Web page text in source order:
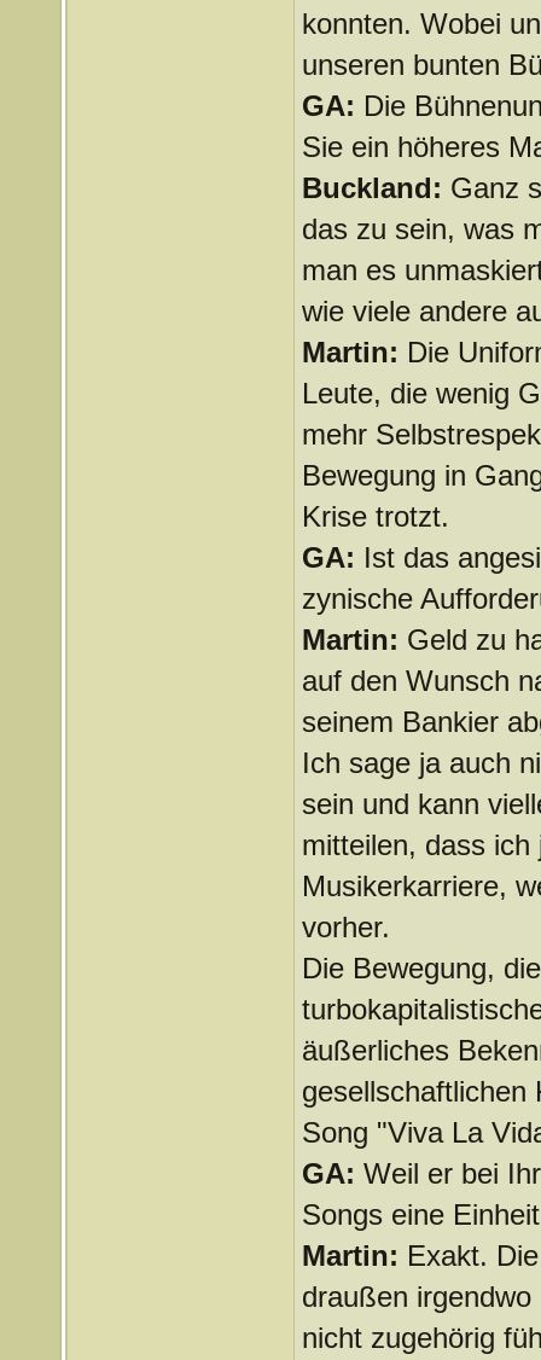
konnten. Wobei
unseren bunten
GA: Die
Sie ein höheres
Buckland: Ganz
das zu sein, was
man es
wie viele andere
Martin: Die
Leute, die wenig
mehr
Bewegung in
Krise trotzt.
GA: Ist das
zynische
Martin: Geld zu
auf den Wunsch
seinem Bankier
Ich sage ja auch
sein und kann
mitteilen, dass
Musikerkarriere,
vorher.
Die Bewegung,
äußerliches
gesellschaftlichen
Song "Viva La
GA: Weil er bei
Songs eine
Martin: Exakt.
draußen
nicht zugehörig